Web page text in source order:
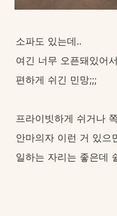
소파도 있는데..
여긴 너무 오픈돼있어
편하게 쉬긴 민망;;;
프라이빗하게 쉬거나
안마의자 이런 거 있으
일하는 자리는 좋은데